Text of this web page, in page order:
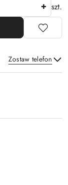
szt.
Zostaw telefon